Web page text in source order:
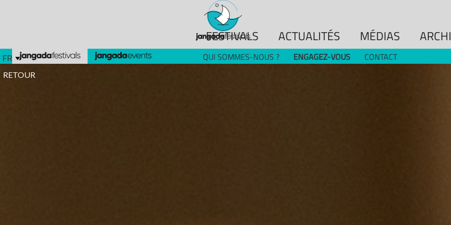
FESTIVALS ACTUALITÉS MÉDIAS
QUI SOMMES-NOUS ? ENGAGEZ-VOUS CONTACT
FR
RETOUR